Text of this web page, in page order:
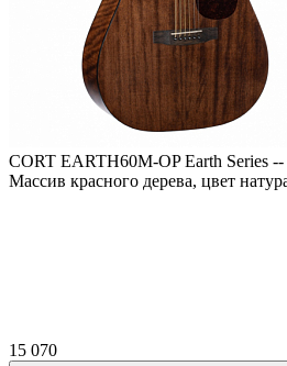
CORT EARTH60M-OP Earth Series --
Массив красного дерева, цвет
15 070